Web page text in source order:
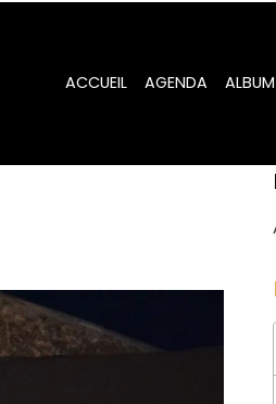
ACCUEIL AGENDA